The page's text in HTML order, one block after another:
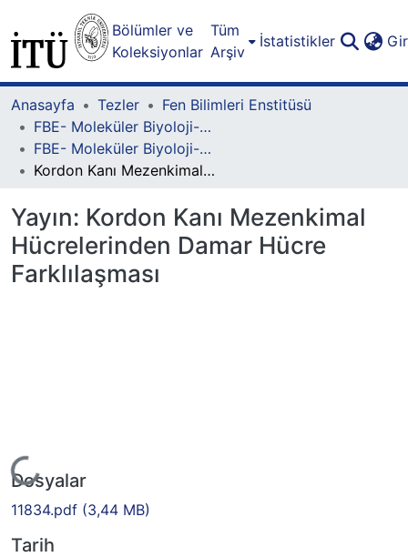
Bölümler ve
Koleksiyonlar
Tüm
Arşiv
İstatistikler
Anasayfa Tezler
Fen Bilimleri Enstitüsü
FBE- Moleküler Biyoloji-Genetik ve Biyoteknoloji Lisansüstü Programı
FBE- Moleküler Biyoloji-Genetik ve Biyoteknoloji Lisansüstü Programı - Yüksek Lisans
Kordon Kanı Mezenkimal Hücrelerinden Damar Hücre Farklılaşması
Yayın: Kordon Kanı Mezenkimal
Hücrelerinden Damar Hücre
Farklılaşması
Yükleniyor...
Dosyalar
11834.pdf (3,44 MB)
Tarih